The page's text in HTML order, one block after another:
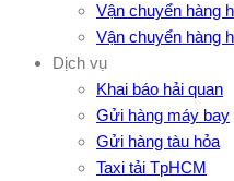
Vận chuyển hàng
Vận chuyển hàng
Dịch vụ
Khai báo hải quan
Gửi hàng máy bay
Gửi hàng tàu hỏa
Taxi tải TpHCM